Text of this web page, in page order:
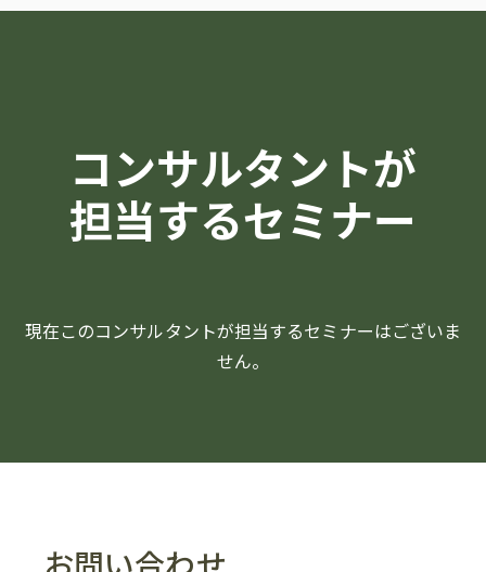
コンサルタントが
担当するセミナー
現在このコンサルタントが担当するセミナーはございま
せん。